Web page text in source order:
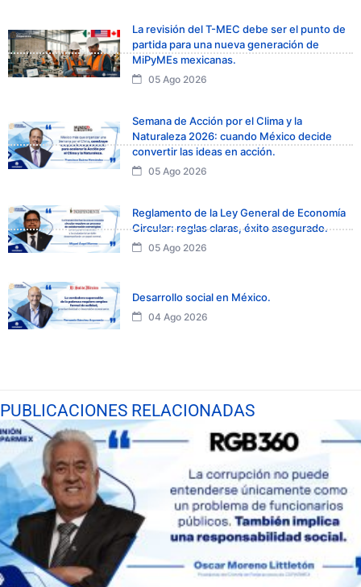
La revisión del T-MEC debe ser el punto de
partida para una nueva generación de
MiPyMEs mexicanas.
05 Ago 2026
Semana de Acción por el Clima y la
Naturaleza 2026: cuando México decide
convertir las ideas en acción.
05 Ago 2026
Reglamento de la Ley General de Economía
Circular: reglas claras, éxito asegurado.
05 Ago 2026
Desarrollo social en México.
04 Ago 2026
PUBLICACIONES RELACIONADAS